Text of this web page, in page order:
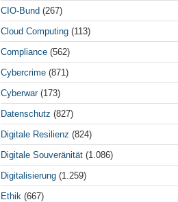
CIO-Bund (267)
Cloud Computing (113)
Compliance (562)
Cybercrime (871)
Cyberwar(173)
Datenschutz (827)
Digitale Resilienz (824)
Digitale Souveränität (1.086)
Digitalisierung (1.259)
Ethik (667)